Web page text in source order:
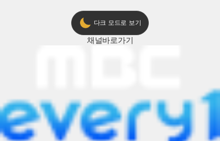
다크 모드로 보기
채널바로가기